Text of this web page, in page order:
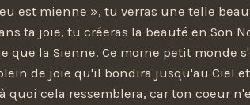
est mienne », tu verras une telle
ta joie, tu créeras la beauté en Son
que la Sienne. Ce morne petit monde
de joie qu'il bondira jusqu'au Ciel
quoi cela ressemblera, car ton coeur